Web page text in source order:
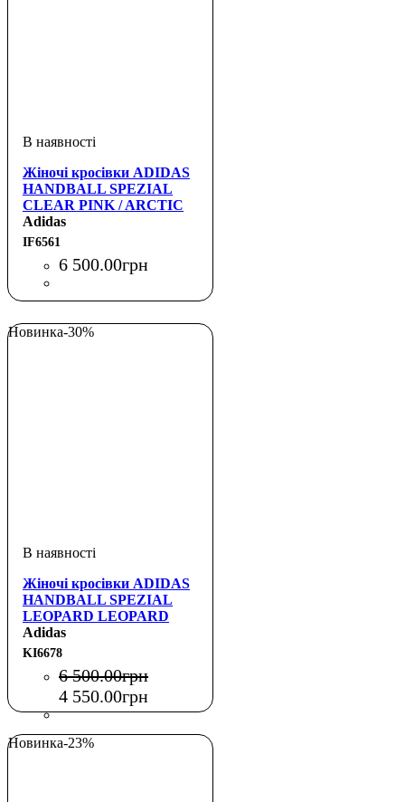
Жіночі кросівки ADIDAS
HANDBALL SPEZIAL
CLEAR PINK / ARCTIC
NIGHT / GUM
Adidas
IF6561
6 500.00грн
Новинка-30%
Жіночі кросівки ADIDAS
HANDBALL SPEZIAL
LEOPARD LEOPARD
MAGIC
Adidas
KI6678
6 500.00грн
4 550.00грн
Новинка-23%